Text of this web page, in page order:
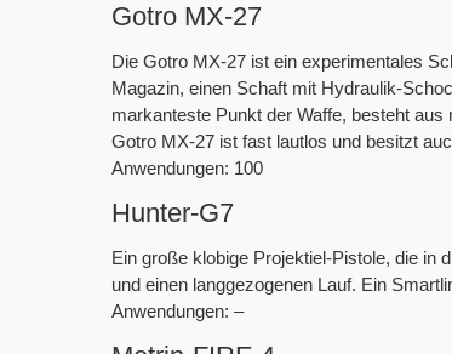
Gotro MX-27
Die Gotro MX-27 ist ein experimentales
Magazin, einen Schaft mit Hydraulik-
markanteste Punkt der Waffe, besteht
Gotro MX-27 ist fast lautlos und besitzt
Anwendungen: 100
Hunter-G7
Ein große klobige Projektiel-Pistole, die in
und einen langgezogenen Lauf. Ein
Anwendungen: –